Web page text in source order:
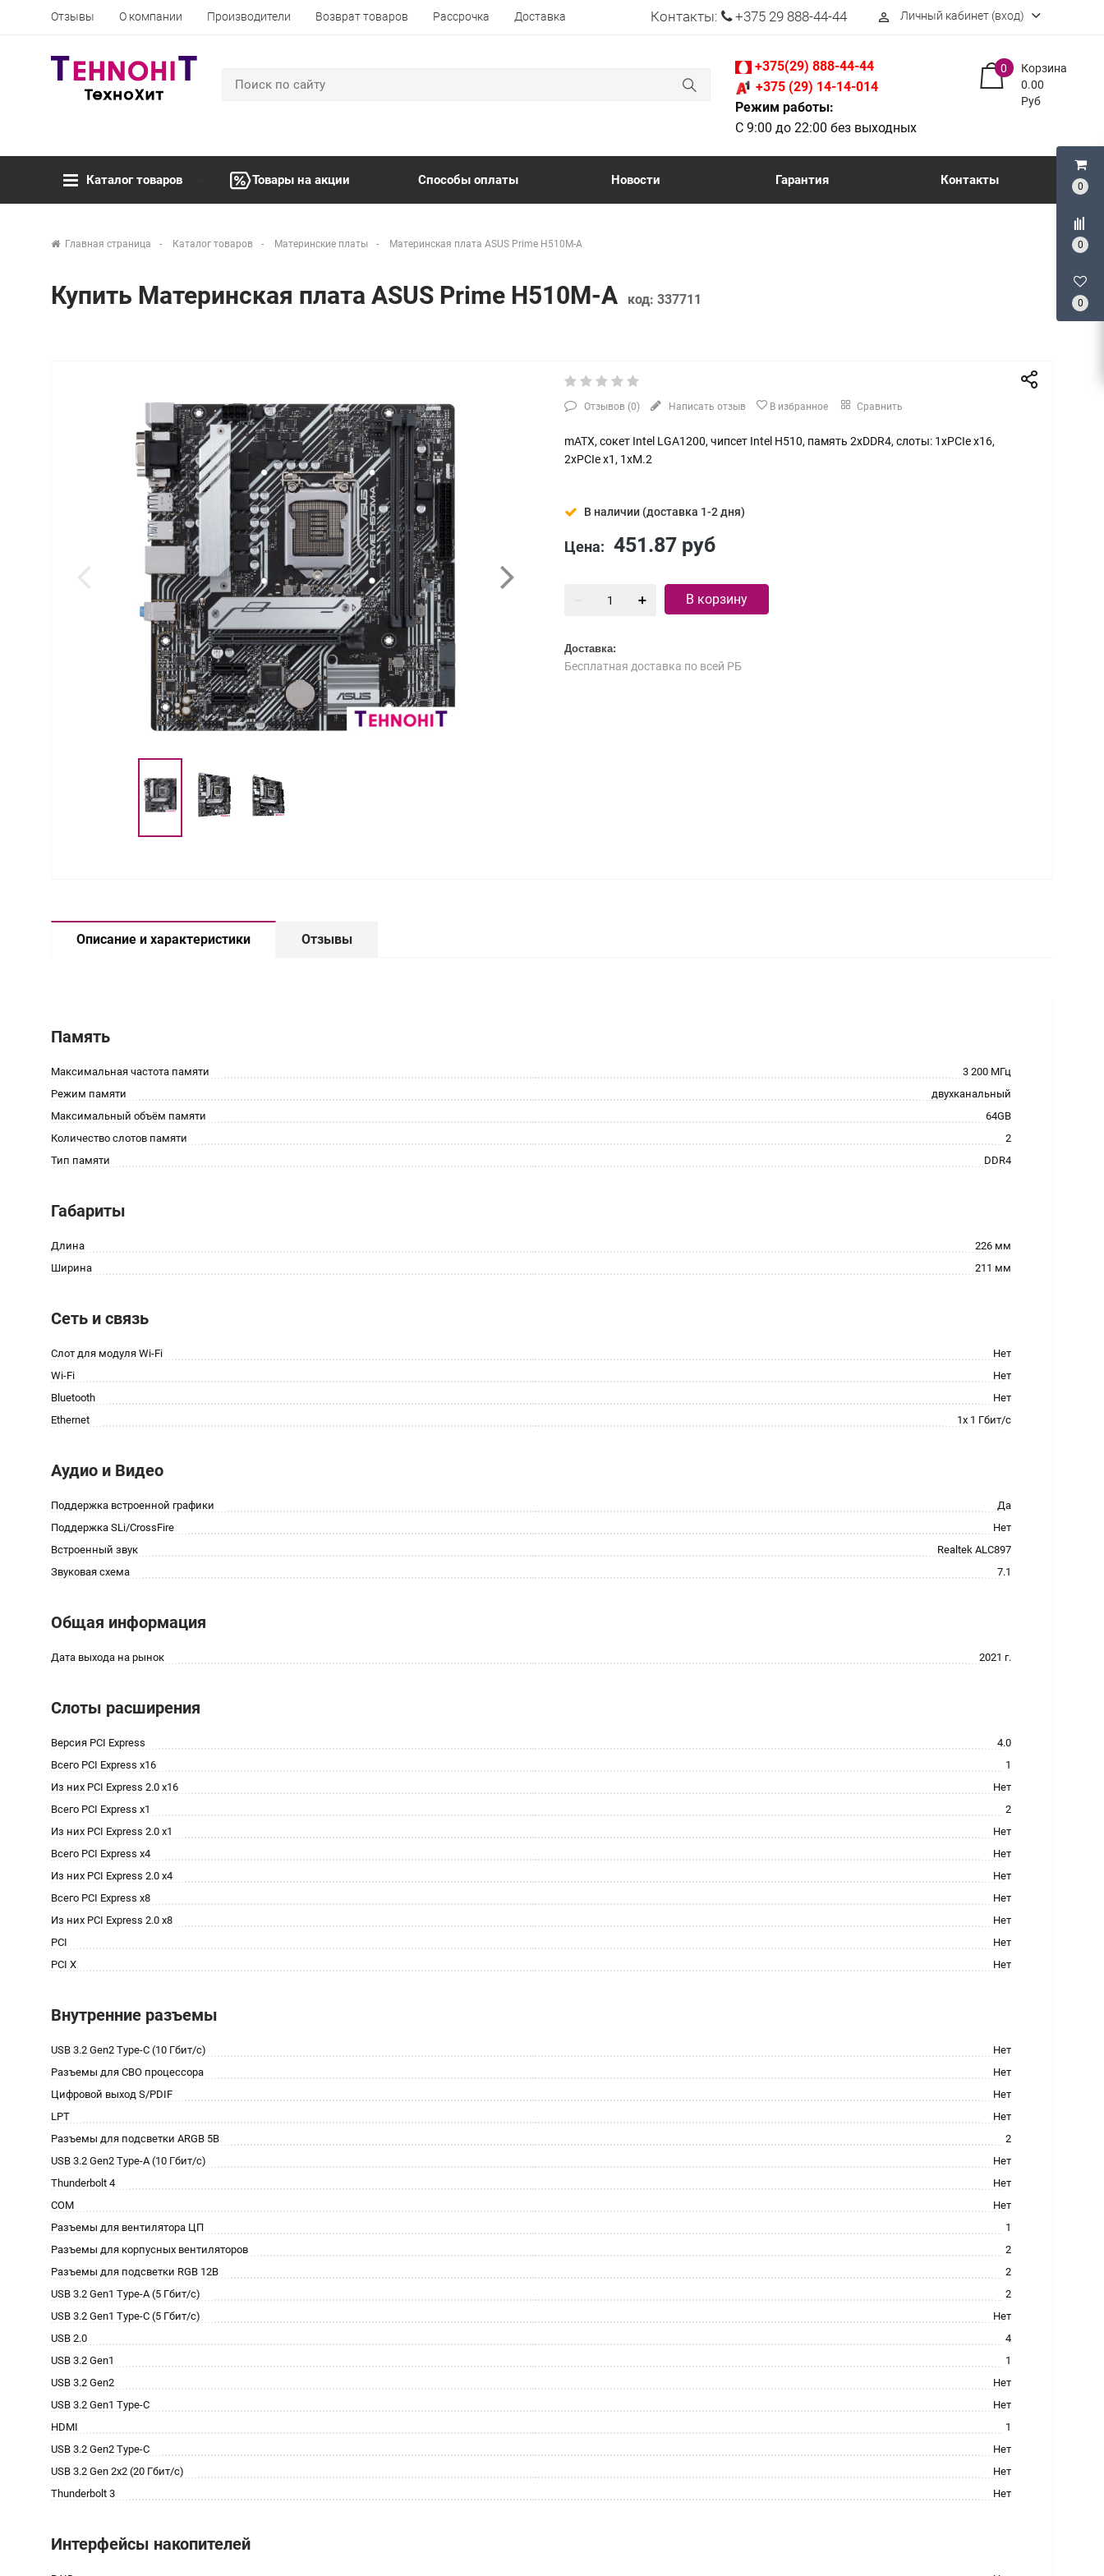
0
0
0
Отзывы О компании Производители Возврат товаров Рассрочка Доставка Контакты: +375 29 888-44-44 perm_identity Личный кабинет (вход)
+375(29) 888-44-44
+375 (29) 14-14-014
Режим работы:
С 9:00 до 22:00 без выходных
Корзина
0
0.00
Руб
Каталог товаров Товары на акции Способы оплаты Новости Гарантия Контакты
Главная страница Каталог товаров Материнские платы Материнская плата ASUS Prime H510M-A
Купить Материнская плата ASUS Prime H510M-A код: 337711
Отзывов (0) Написать отзыв В избранное Сравнить
mATX, сокет Intel LGA1200, чипсет Intel H510, память 2xDDR4, слоты: 1xPCIe x16,
2xPCIe x1, 1xM.2
В наличии (доставка 1-2 дня)
Цена: 451.87 руб
В корзину
Доставка:
Бесплатная доставка по всей РБ
Описание и характеристики Отзывы
Память
Максимальная частота памяти
3 200 МГц
Режим памяти
двухканальный
Максимальный объём памяти
64GB
Количество слотов памяти
2
Тип памяти
DDR4
Габариты
Длина
226 мм
Ширина
211 мм
Сеть и связь
Слот для модуля Wi-Fi
Нет
Wi-Fi
Нет
Bluetooth
Нет
Ethernet
1x 1 Гбит/с
Аудио и Видео
Поддержка встроенной графики
Да
Поддержка SLi/CrossFire
Нет
Встроенный звук
Realtek ALC897
Звуковая схема
7.1
Общая информация
Дата выхода на рынок 2021 г.
Слоты расширения
Версия PCI Express
4.0
Всего PCI Express x16
1
Из них PCI Express 2.0 x16
Нет
Всего PCI Express x1
2
Из них PCI Express 2.0 x1
Нет
Всего PCI Express x4
Нет
Из них PCI Express 2.0 x4
Нет
Всего PCI Express x8
Нет
Из них PCI Express 2.0 x8
Нет
PCI
Нет
PCI X
Нет
Внутренние разъемы
USB 3.2 Gen2 Type-C (10 Гбит/с)
Нет
Разъемы для СВО процессора
Нет
Цифровой выход S/PDIF
Нет
LPT
Нет
Разъемы для подсветки ARGB 5В
2
USB 3.2 Gen2 Type-A (10 Гбит/с)
Нет
Thunderbolt 4
Нет
COM
Нет
Разъемы для вентилятора ЦП
1
Разъемы для корпусных вентиляторов
2
Разъемы для подсветки RGB 12В
2
USB 3.2 Gen1 Type-A (5 Гбит/с)
2
USB 3.2 Gen1 Type-C (5 Гбит/с)
Нет
USB 2.0
4
USB 3.2 Gen1
1
USB 3.2 Gen2
Нет
USB 3.2 Gen1 Type-C
Нет
HDMI
1
USB 3.2 Gen2 Type-C
Нет
USB 3.2 Gen 2x2 (20 Гбит/с)
Нет
Thunderbolt 3
Нет
Интерфейсы накопителей